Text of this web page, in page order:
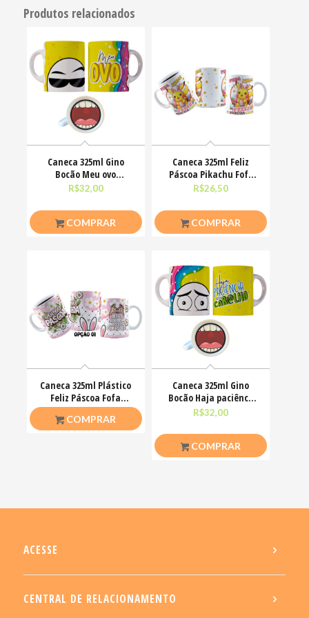
Produtos relacionados
Caneca 325ml Gino
Bocão Meu ovo
Engraçadas Meme
R$32,00
COMPRAR
Caneca 325ml Feliz
Páscoa Pikachu Fofo
divertido
R$26,50
COMPRAR
Caneca 325ml Plástico
Feliz Páscoa Fofa
Coelhinhos Mimos
COMPRAR
Caneca 325ml Gino
Bocão Haja paciênca
nesse caralho Meme
R$32,00
COMPRAR
ACESSE
CENTRAL DE RELACIONAMENTO